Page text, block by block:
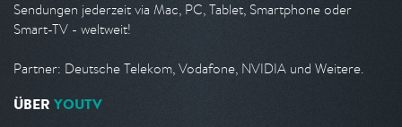
Sendungen jederzeit via Mac, PC, Tablet, Smartphone oder
Smart-TV - weltweit!
Partner: Deutsche Telekom, Vodafone, NVIDIA und Weitere.
ÜBER YOUTV